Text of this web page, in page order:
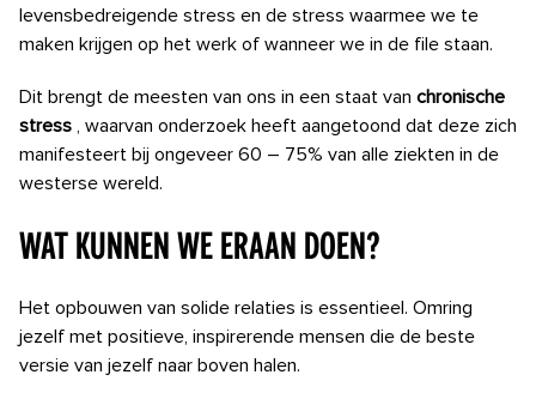
levensbedreigende stress en de stress waarmee we te
maken krijgen op het werk of wanneer we in de file staan.
Dit brengt de meesten van ons in een staat van chronische
stress , waarvan onderzoek heeft aangetoond dat deze zich
manifesteert bij ongeveer 60 – 75% van alle ziekten in de
westerse wereld.
Wat kunnen we eraan doen?
Het opbouwen van solide relaties is essentieel. Omring
jezelf met positieve, inspirerende mensen die de beste
versie van jezelf naar boven halen.